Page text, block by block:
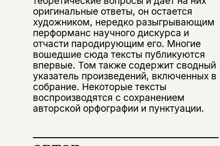
оригинальные ответы, он остается
художником, нередко разыгрывающим
перформанс научного дискурса и
отчасти пародирующим его. Многие
вошедшие сюда тексты публикуются
впервые. Том также содержит сводный
указатель произведений, включенных в
собрание. Некоторые тексты
воспроизводятся с сохранением
авторской орфографии и пунктуации.